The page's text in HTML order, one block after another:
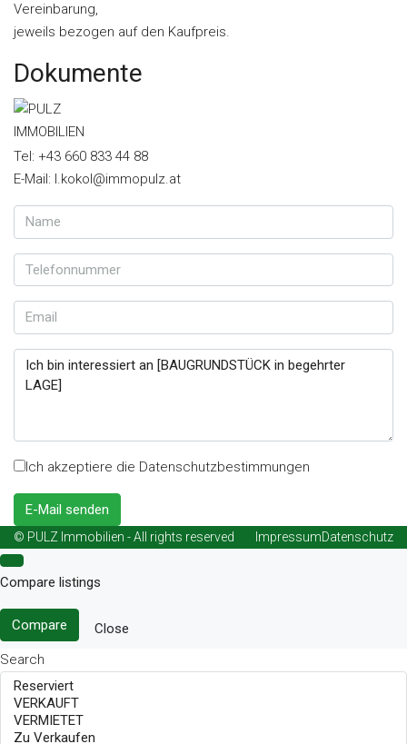
Vereinbarung,
jeweils bezogen auf den Kaufpreis.
Dokumente
Tel: +43 660 833 44 88
E-Mail: l.kokol@immopulz.at
Ich akzeptiere die Datenschutzbestimmungen
E-Mail senden
© PULZ Immobilien - All rights reserved ImpressumDatenschutz
Compare listings
Compare
Close
Search